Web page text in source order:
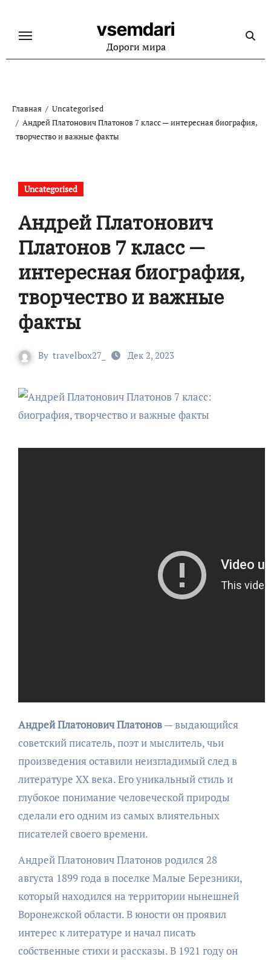
содержанию
vsemdari
Дороги мира
Главная
Uncategorised
Андрей Платонович Платонов 7 класс — интересная биография,
творчество и важные факты
Uncategorised
Андрей Платонович
Платонов 7 класс —
интересная биография,
творчество и важные
факты
By travelbox27_ Дек 2, 2023
Андрей Платонович Платонов— выдающийся
советский писатель, поэт и мыслитель, чьи
произведения оставили неизгладимый след в
литературе XX века. Его уникальный стиль и
глубокое понимание человеческой природы
сделали его одним из самых влиятельных
писателей своего времени.
Андрей Платонович Платонов родился 28
августа 1899 года в поселке Малые Березники,
который находился на территории нынешней
Воронежской области. В юности он проявил
интерес к литературе и начал писать
собственные стихи и рассказы. В 1921 году он